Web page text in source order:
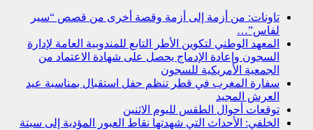
تاونات: من أزمة إلى أزمة وقصة أخرى من قصص “سير
لفاس”…
المعهد الوطني لتكوين الأطر التابع للمندوبية العامة لإدارة
السجون وإعادة الإدماج يحصل على شهادة الاعتماد من
الجمعية الأمريكية للسجون
سفارة المغرب في قطر تنظم حفل استقبال بمناسبة عيد
العرش المجيد
توقعات أحوال الطقس لليوم الاثنين
الخلفي: الأحداث التي شهدتها نقاط العبور المؤدية إلى سبتة